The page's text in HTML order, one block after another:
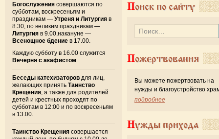
Богослужения совершаются по
субботам, воскресеньям и
праздникам — Утреня и Литургия в
8.30, по великим праздникам —
Литургия в 9.00,накануне —
Всенощное бдение в 17.00.
Каждую субботу в 16.00 служится
Вечерня с акафистом
Беседы катехизаторов для лиц,
желающих принять Таинство
Крещения , а также для родителей
детей и крестных проходят по
субботам в 12:00 и по воскресеньям
в 13:00.
Таинство Крещения совершается
Поиск по сайту
Пожертвования
Вы можете пожертвовать на
нужды и благоустройство
подробнее
Нужды прихода